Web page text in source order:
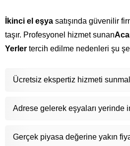
İkinci el eşya satışında güvenilir
taşır. Profesyonel hizmet sunan
Yerler tercih edilme nedenleri şu
Ücretsiz ekspertiz hizmeti
Adrese gelerek eşyaları yerinde
Gerçek piyasa değerine yakın